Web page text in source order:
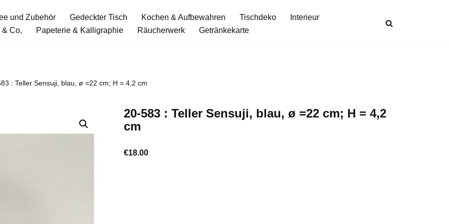
und Zubehör Gedeckter Tisch Kochen & Aufbewahren Tischdeko
Interieur
& Co,
Papeterie & Kalligraphie Räucherwerk Getränkekarte
: Teller Sensuji, blau, ø =22 cm; H = 4,2 cm
20-583 : Teller Sensuji, blau, ø =22 cm; H = 4,2
cm
€18.00